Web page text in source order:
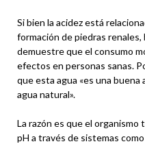
Si bien la acidez está
formación de piedras
demuestre que el consumo
efectos en personas sanas.
que esta agua «es una
agua natural».
La razón es que el organismo
pH a través de sistemas